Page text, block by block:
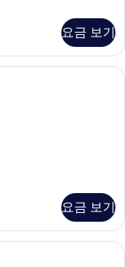
요금 보기
실 내 금고, 책상, 무료 WiFi
요금 보기
실 내 금고, 책상, 무료 WiFi